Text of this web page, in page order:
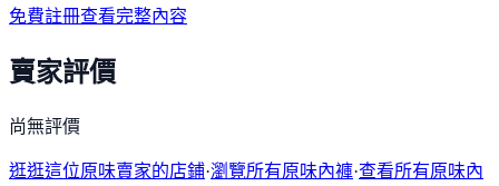
免費註冊查看完整內容
賣家評價
尚無評價
逛逛這位原味賣家的店鋪·瀏覽所有原味內褲·查看所有原味內